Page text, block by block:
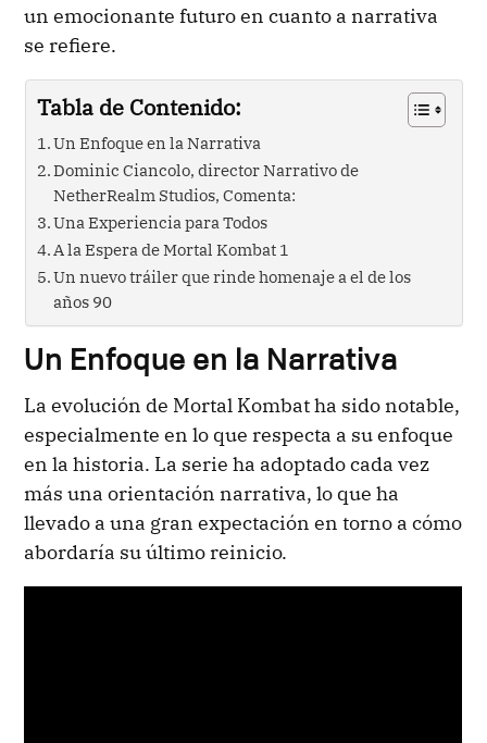
un emocionante futuro en cuanto a narrativa
se refiere.
Tabla de Contenido:
Un Enfoque en la Narrativa
Dominic Ciancolo, director Narrativo de
NetherRealm Studios, Comenta:
Una Experiencia para Todos
A la Espera de Mortal Kombat 1
Un nuevo tráiler que rinde homenaje a el de los
años 90
Un Enfoque en la Narrativa
La evolución de Mortal Kombat ha sido notable,
especialmente en lo que respecta a su enfoque
en la historia. La serie ha adoptado cada vez
más una orientación narrativa, lo que ha
llevado a una gran expectación en torno a cómo
abordaría su último reinicio.